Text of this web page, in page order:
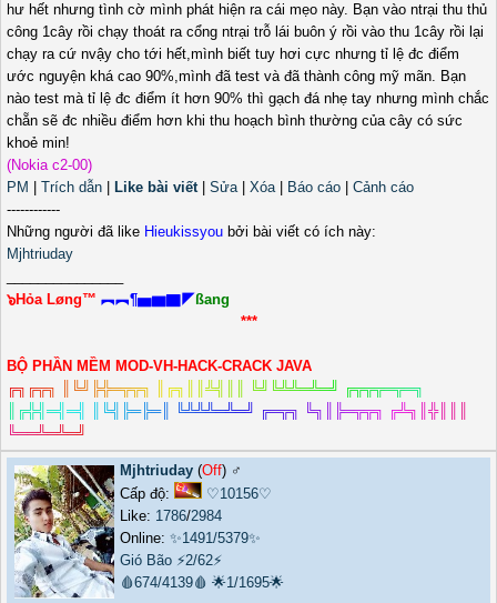
hư hết nhưng tình cờ mình phát hiện ra cái mẹo này. Bạn vào ntrại thu thủ
công 1cây rồi chạy thoát ra cổng ntrại trỗ lái buôn ý rồi vào thu 1cây rồi lại
chạy ra cứ nvậy cho tới hết,mình biết tuy hơi cực nhưng tỉ lệ đc điểm
ước nguyện khá cao 90%,mình đã test và đã thành công mỹ mãn. Bạn
nào test mà tỉ lệ đc điểm ít hơn 90% thì gạch đá nhẹ tay nhưng mình chắc
chẵn sẽ đc nhiều điểm hơn khi thu hoạch bình thường của cây có sức
khoẻ min!
(Nokia c2-00)
PM
Trích dẫn Like bài viết| Sửa| Xóa| Báo cáo
Cảnh cáo
------------
Những người đã like Hieukissyou bởi bài viết có ích này:
Mjhtriuday
๖Hỏa Løng™ ︻︻¶▅▆▇◤ßang
***
BỘ PHẦN MỀM MOD-VH-HACK-CRACK JAVA
╔╗ ╔╦╗ ╚╝ ╠╬═╦╦╗ ╔╗ ╩╣ ╚╝ ╚╩╩═╩═╝ ╔╦╦╦═╦═╗
╔╬╣ ═╣ ═╣ ╚╣ ╠═╠═║ ╚╩╩╩═╩═╝ ╔═╦╗ ╚╗ ╠═╦╦╗ ╔╩╗ ╬║
╚══╩═╩═╝
Mjhtriuday (Off) ♂️
Cấp độ:
♡10156♡
Like: 1786/2984
Online: ✨1491/5379✨
Gió Bão ⚡2/62⚡
🩸674/4139🩸 🌟1/1695🌟